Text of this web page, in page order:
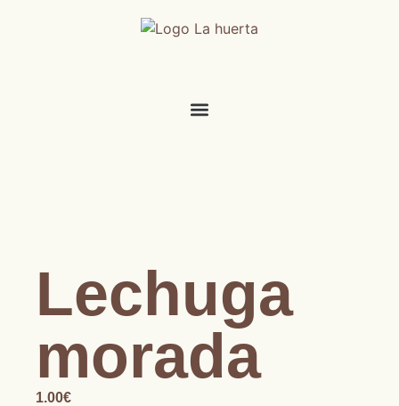
Lechuga
morada
1.00€